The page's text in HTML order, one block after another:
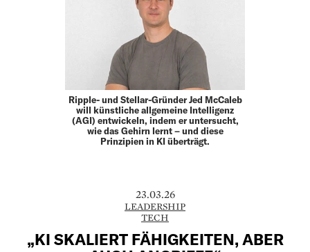
Ripple- und Stellar-Gründer Jed McCaleb
will künstliche allgemeine Intelligenz
(AGI) entwickeln, indem er untersucht,
wie das Gehirn lernt – und diese
Prinzipien in KI überträgt.
23.03.26
LEADERSHIP
TECH
„KI SKALIERT FÄHIGKEITEN, ABER